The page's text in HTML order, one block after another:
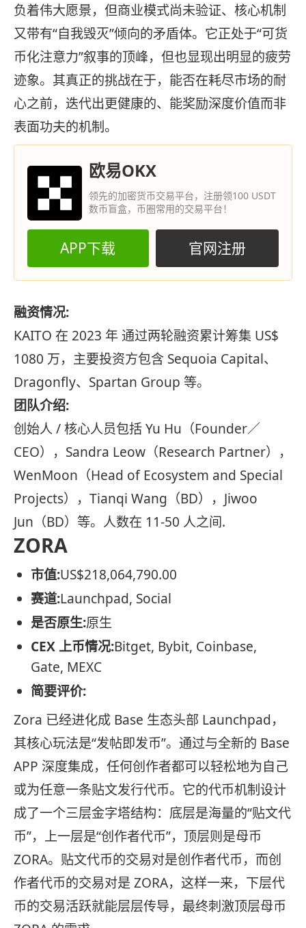
负着伟大愿景，但商业模式尚未验证、核心机制
又带有“自我毁灭”倾向的矛盾体。它正处于“可货
币化注意力”叙事的顶峰，但也显现出明显的疲劳
迹象。其真正的挑战在于，能否在耗尽市场的耐
心之前，迭代出更健康的、能奖励深度价值而非
表面功夫的机制。
欧易OKX
领先的加密货币交易平台，注册领100 USDT
数币盲盒，币圈常用的交易平台！
APP下载 官网注册
融资情况:
KAITO 在 2023 年 通过两轮融资累计筹集 US$
1080 万，主要投资方包含 Sequoia Capital、
Dragonfly、Spartan Group 等。
团队介绍:
创始人 / 核心人员包括 Yu Hu（Founder／
CEO），Sandra Leow（Research Partner），
WenMoon（Head of Ecosystem and Special
Projects），Tianqi Wang（BD），Jiwoo
Jun（BD）等。人数在 11-50 人之间.
ZORA
市值:US$218,064,790.00
赛道:Launchpad, Social
是否原生:原生
CEX 上币情况:Bitget, Bybit, Coinbase,
Gate, MEXC
简要评价:
Zora 已经进化成 Base 生态头部 Launchpad，
其核心玩法是“发帖即发币”。通过与全新的 Base
APP 深度集成，任何创作者都可以轻松地为自己
或为任意一条贴文发行代币。它的代币机制设计
成了一个三层金字塔结构：底层是海量的“贴文代
币”，上一层是“创作者代币”，顶层则是母币
ZORA。贴文代币的交易对是创作者代币，而创
作者代币的交易对是 ZORA，这样一来，下层代
币的交易活跃就能层层传导，最终刺激顶层母币